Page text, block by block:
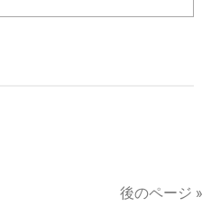
後のページ »